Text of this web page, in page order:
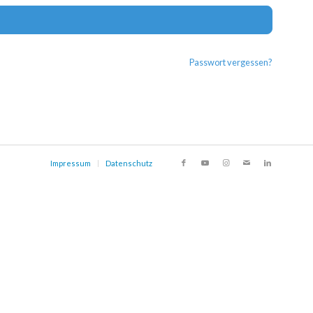
Passwort vergessen?
Impressum Datenschutz